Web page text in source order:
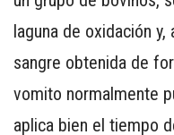
laguna de oxidación
sangre obtenida de
vomito normalmente
aplica bien el tiempo